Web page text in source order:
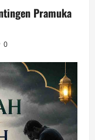
Pramuka
0